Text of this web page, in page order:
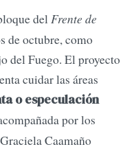
delFrente de
de octubre, como
del Fuego. El proyecto
cuidar las áreas
o especulación
por los
Caamaño